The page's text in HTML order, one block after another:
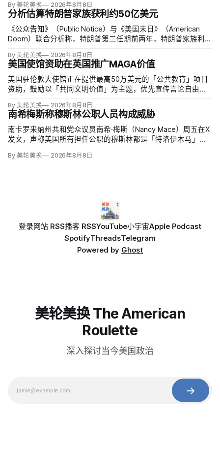
来，但其余来源仍未查清。
By 美轮美换 2026年8月8日
分析估算特朗普家族获利约50亿美元
《公众告知》（Public Notice）与《美国末日》（American
Doom）联合分析称，特朗普第二任期前两年，特朗普家族利润
22.5亿美元、外国授权业务2025年收入6100万美元；
By 美轮美换 2026年8月8日
美国使馆资助在英国推广MAGA价值
美国驻伦敦大使馆正在提供最高50万美元的「公共教育」项目
资助，鼓励以「共同文明价值」为主题，优先宣传言论自由、
念。英国自由民主党议员丽莎·斯玛特（Lisa Smart）指责特朗
普政府用「MAGA资金」干预英国民主；
By 美轮美换 2026年8月8日
南希梅斯称穆斯林公职人员构成威胁
南卡罗来纳州共和党众议员南希·梅斯（Nancy Mace）周五在X
发文，声称美国所有担任公职的穆斯林都是「特洛伊木马」，
默」。截至浏览器核验时，这条帖子获得约440万次浏览、6.2
By 美轮美换 2026年8月8日
登录网站 RSS播客 RSSYouTube小宇宙Apple Podcast
SpotifyThreadsTelegram
Powered by Ghost
美轮美换 The American
Roulette
深入探讨当今美国政治